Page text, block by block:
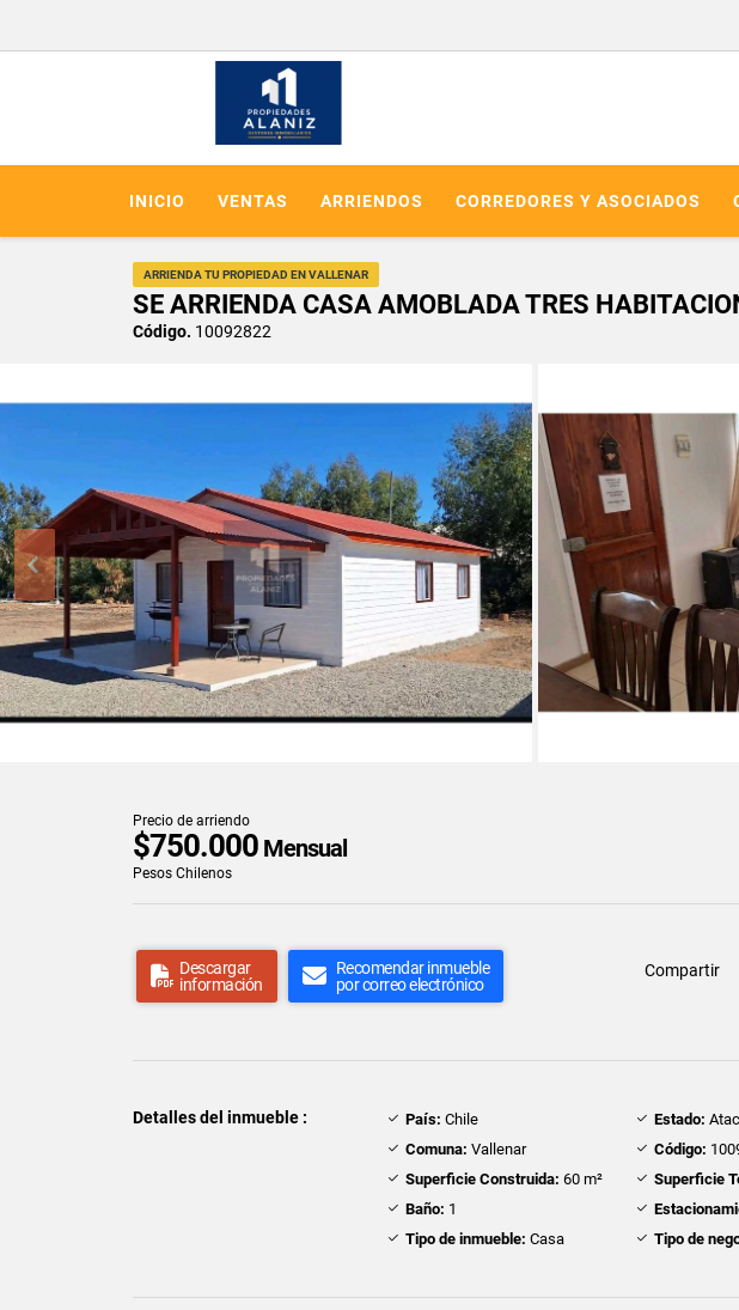
INICIO VENTAS ARRIENDOS CORREDORES Y ASOCIADOS
ARRIENDA TU PROPIEDAD EN VALLENAR
SE ARRIENDA CASA AMOBLADA TRES
Código. 10092822
Precio de arriendo
$750.000 Mensual
Pesos Chilenos
Descargar
información
Recomendar inmueble
por correo electrónico
Compartir
Detalles del inmueble : País: Chile Estado:
Comuna: Vallenar Código:
Superficie Construida: 60 m² Superficie
Baño: 1
Tipo de inmueble: Casa Tipo de